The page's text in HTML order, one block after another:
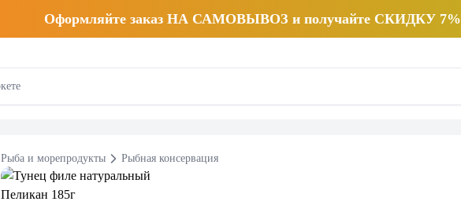
Оформляйте заказ НА САМОВЫВОЗ и получайте СКИДКУ 7%
Рыба и морепродукты Рыбная консервация